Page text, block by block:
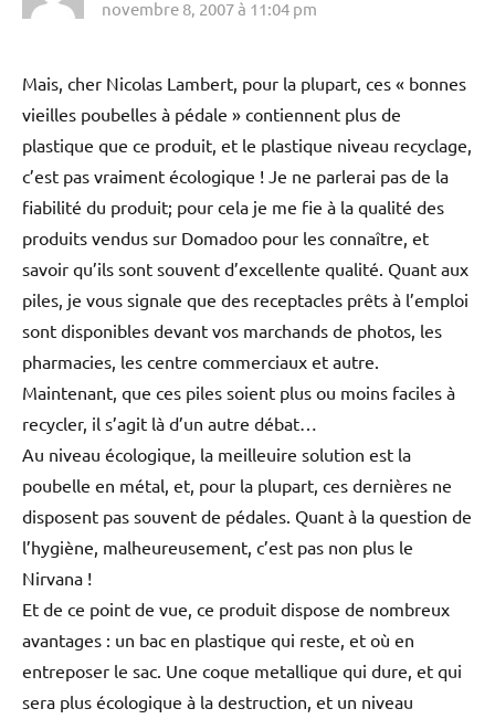
novembre 8, 2007 à 11:04 pm
Mais, cher Nicolas Lambert, pour la plupart, ces « bonnes
vieilles poubelles à pédale » contiennent plus de
plastique que ce produit, et le plastique niveau recyclage,
c’est pas vraiment écologique ! Je ne parlerai pas de la
fiabilité du produit; pour cela je me fie à la qualité des
produits vendus sur Domadoo pour les connaître, et
savoir qu’ils sont souvent d’excellente qualité. Quant aux
piles, je vous signale que des receptacles prêts à l’emploi
sont disponibles devant vos marchands de photos, les
pharmacies, les centre commerciaux et autre.
Maintenant, que ces piles soient plus ou moins faciles à
recycler, il s’agit là d’un autre débat…
Au niveau écologique, la meilleuire solution est la
poubelle en métal, et, pour la plupart, ces dernières ne
disposent pas souvent de pédales. Quant à la question de
l’hygiène, malheureusement, c’est pas non plus le
Nirvana !
Et de ce point de vue, ce produit dispose de nombreux
avantages : un bac en plastique qui reste, et où en
entreposer le sac. Une coque metallique qui dure, et qui
sera plus écologique à la destruction, et un niveau